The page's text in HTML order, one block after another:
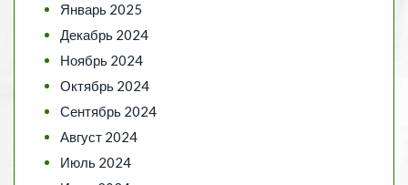
Январь 2025
Декабрь 2024
Ноябрь 2024
Октябрь 2024
Сентябрь 2024
Август 2024
Июль 2024